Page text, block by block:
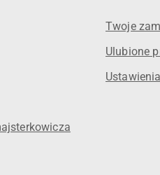
Twoje
Ulubione